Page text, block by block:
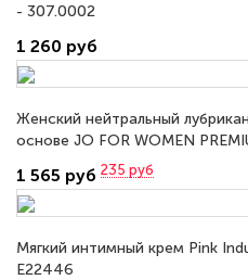
- 307.0002
1 260 руб
Женский нейтральный
основе JO FOR WOMEN
1 565 руб 235 руб
Мягкий интимный крем Pink
E22446